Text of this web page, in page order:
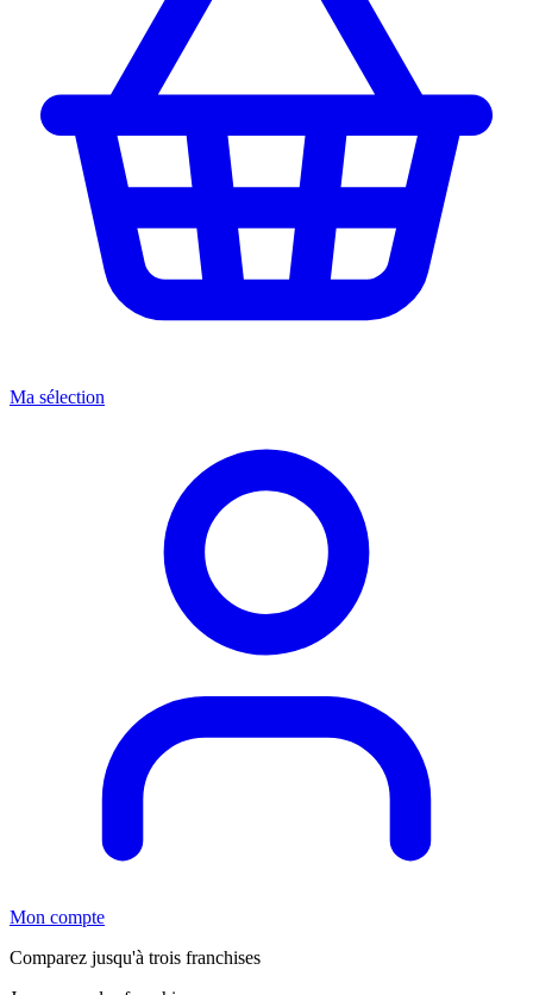
Ma sélection
Mon compte
Comparez jusqu'à trois franchises